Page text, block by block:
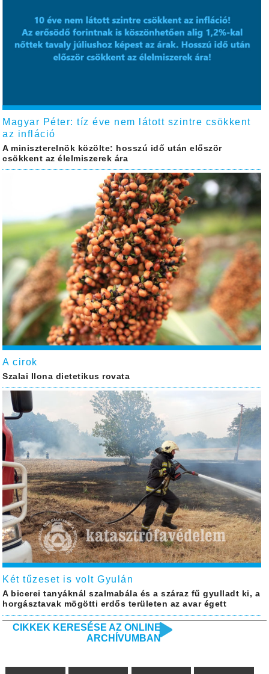
Magyar Péter: tíz éve nem látott szintre csökkent
az infláció
A miniszterelnök közölte: hosszú idő után először
csökkent az élelmiszerek ára
A cirok
Szalai Ilona dietetikus rovata
Két tűzeset is volt Gyulán
A bicerei tanyáknál szalmabála és a száraz fű gyulladt ki, a
horgásztavak mögötti erdős területen az avar égett
CIKKEK KERESÉSE AZ ONLINE
ARCHÍVUMBAN